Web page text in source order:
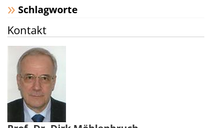
Schlagworte
Kontakt